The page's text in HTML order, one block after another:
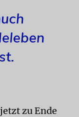
zu Ende